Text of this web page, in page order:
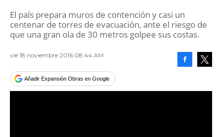
El país prepara muros de contención y casi un
centenar de torres de evacuación, ante el riesgo de
que una gran ola de 30 metros golpee sus costas.
vie 18 noviembre 2016 08:44 AM
Añadir Expansión Obras en Google